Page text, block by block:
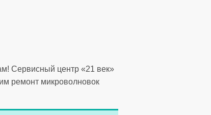
Сервисный центр «21 век»
ремонт микроволновок